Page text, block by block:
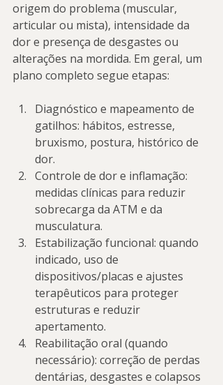
origem do problema (muscular,
articular ou mista), intensidade da
dor e presença de desgastes ou
alterações na mordida. Em geral, um
plano completo segue etapas:
Diagnóstico e mapeamento de
gatilhos: hábitos, estresse,
bruxismo, postura, histórico de
dor.
Controle de dor e inflamação:
medidas clínicas para reduzir
sobrecarga da ATM e da
musculatura.
Estabilização funcional: quando
indicado, uso de
dispositivos/placas e ajustes
terapêuticos para proteger
estruturas e reduzir
apertamento.
Reabilitação oral (quando
necessário): correção de perdas
dentárias, desgastes e colapsos